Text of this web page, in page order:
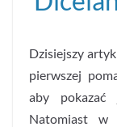
Dzisiejszy
pierwszej
aby pokazać
Natomiast w